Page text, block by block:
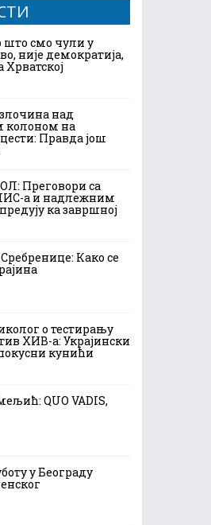
што смо чули у
није демократија,
над
колоном на
Правда још
Преговори са
а и надлежним
ка завршној
Сребренице: Како се
о тестирању
ХИВ-а: Украјински
кунићи
QUO VADIS,
у Београду